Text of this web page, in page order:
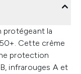
protégeant la
Cette crème
protection
infrarouges A et